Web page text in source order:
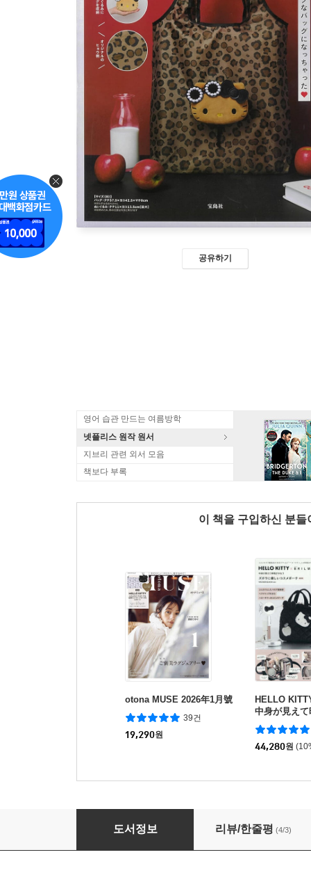
공유하기
영어 습관 만드는 여름방학
넷플리스 원작 원서
지브리 관련 외서 모음
책보다 부록
이 책을 구입하신 분
otona MUSE 2026年1月號
39건
19,290원
HELLO
中身が見え
う ズボラに
ポ-チ BOOK
ACK ver.
44,280원
HELLO KITTY collaboration a-jolie big bag
도서정보 리뷰/한줄평 (4/3)